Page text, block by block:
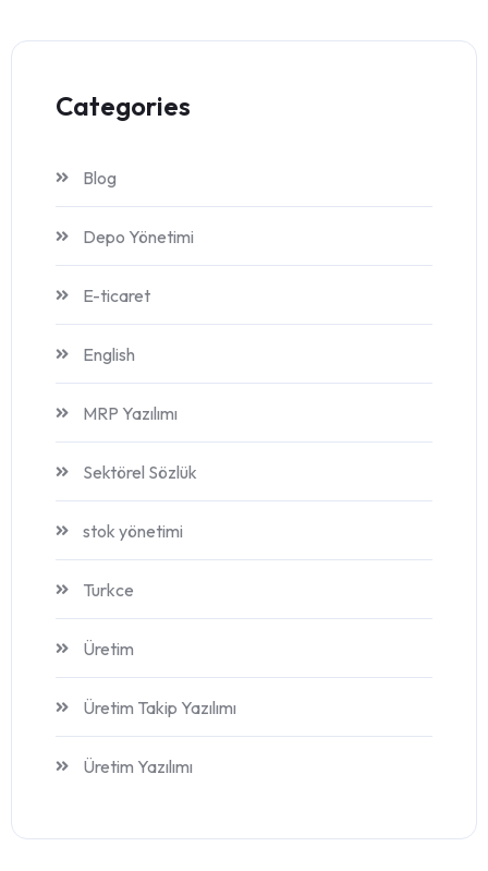
Categories
Blog
Depo Yönetimi
E-ticaret
English
MRP Yazılımı
Sektörel Sözlük
stok yönetimi
Turkce
Üretim
Üretim Takip Yazılımı
Üretim Yazılımı